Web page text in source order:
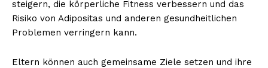
steigern, die körperliche Fitness verbessern und das
Risiko von Adipositas und anderen gesundheitlichen
Problemen verringern kann.
Eltern können auch gemeinsame Ziele setzen und ihre